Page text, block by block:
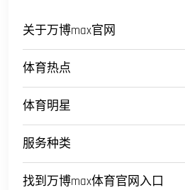
关于万博max官网
体育热点
体育明星
服务种类
找到万博max体育官网入口